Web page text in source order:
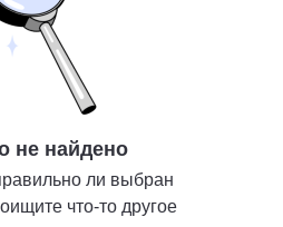
не найдено
ли выбран
что-то другое